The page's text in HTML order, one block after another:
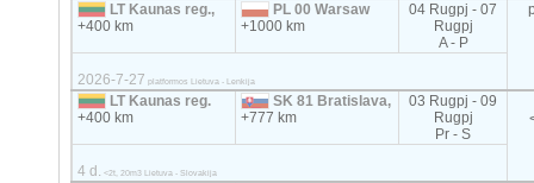
LT Kaunas reg.,
+400 km
PL 00 Warsaw
+1000 km
04 Rugpj - 07
Rugpj
A - P
2026-7-27 platformos Lietuva - Lenkija
LT Kaunas reg.
+400 km
SK 81 Bratislava,
+777 km
03 Rugpj - 09
Rugpj
Pr - S
4 d. <2t, 20m3 Lietuva - Slovakija